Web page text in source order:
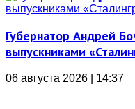
Губернатор Андрей
выпускниками
06 августа 2026 | 14:37